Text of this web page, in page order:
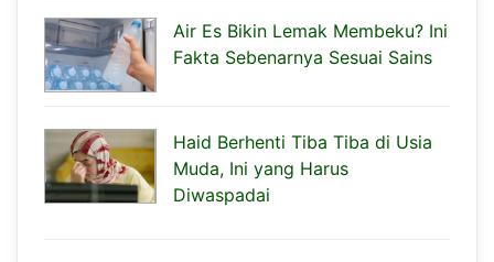
Air Es Bikin Lemak Membeku? Ini
Fakta Sebenarnya Sesuai Sains
Haid Berhenti Tiba Tiba di Usia
Muda, Ini yang Harus
Diwaspadai